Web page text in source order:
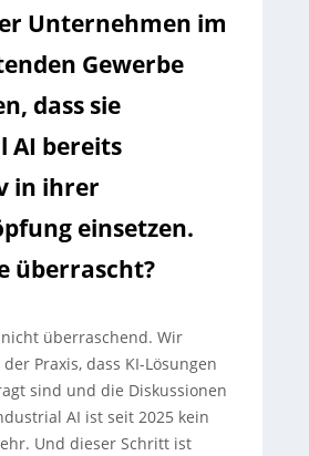
Unternehmen im
Gewerbe
dass sie
AI bereits
in ihrer
einsetzen.
überrascht?
überraschend. Wir
Praxis, dass KI-Lösungen
sind und die Diskussionen
AI ist seit 2025 kein
Und dieser Schritt ist